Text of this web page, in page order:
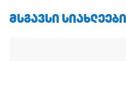
ᲛᲡᲒᲐᲕᲡᲘ ᲡᲘᲐᲮᲚᲔᲔᲑᲘ